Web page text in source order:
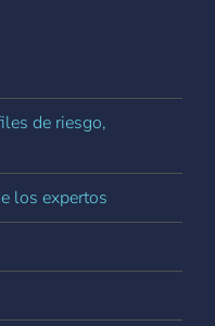
de riesgo,
los expertos